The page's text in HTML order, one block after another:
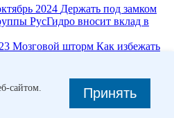
2024 Держать под замком
РусГидро вносит вклад в
Мозговой шторм Как избежать
сайтом.
Принять